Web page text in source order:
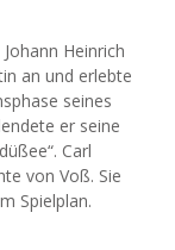
Heinrich
an und erlebte
seines
er seine
Carl
von Voß. Sie
Spielplan.